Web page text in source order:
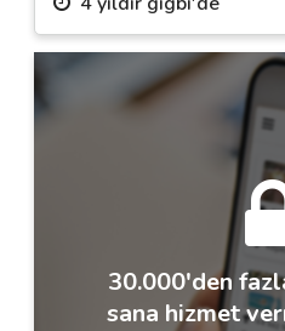
30.000'den
sana hizmet